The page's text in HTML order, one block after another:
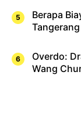
Berapa
Overdo:
Wang